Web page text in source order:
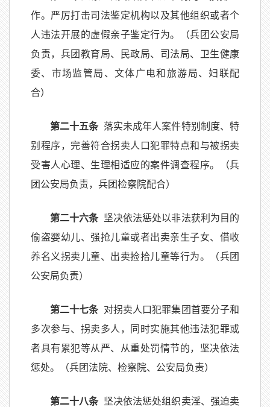
作。严厉打击司法鉴定机构以及其他组织或者个
人违法开展的虚假亲子鉴定行为。（兵团公安局
负责，兵团教育局、民政局、司法局、卫生健康
委、市场监管局、文体广电和旅游局、妇联配
合）
第二十五条 落实未成年人案件特别制度、特
别程序，完善符合拐卖人口犯罪特点和与被拐卖
受害人心理、生理相适应的案件调查程序。（兵
团公安局负责，兵团检察院配合）
第二十六条 坚决依法惩处以非法获利为目的
偷盗婴幼儿、强抢儿童或者出卖亲生子女、借收
养名义拐卖儿童、出卖捡拾儿童等行为。（兵团
公安局负责）
第二十七条 对拐卖人口犯罪集团首要分子和
多次参与、拐卖多人，同时实施其他违法犯罪或
者具有累犯等从严、从重处罚情节的，坚决依法
惩处。（兵团法院、检察院、公安局负责）
第二十八条 坚决依法惩处组织卖淫、强迫卖